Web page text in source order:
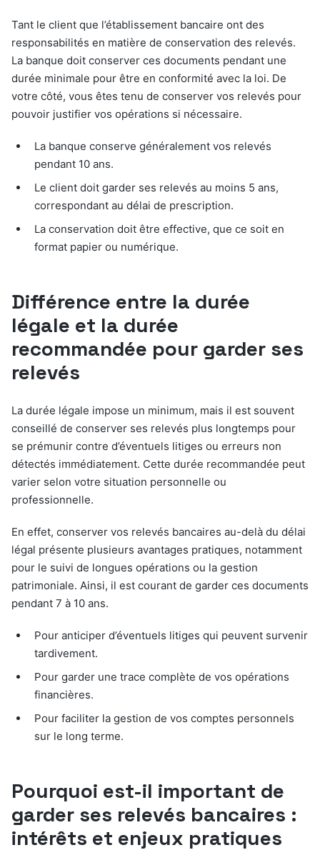
Tant le client que l’établissement bancaire ont des
responsabilités en matière de conservation des relevés.
La banque doit conserver ces documents pendant une
durée minimale pour être en conformité avec la loi. De
votre côté, vous êtes tenu de conserver vos relevés pour
pouvoir justifier vos opérations si nécessaire.
La banque conserve généralement vos relevés
pendant 10 ans.
Le client doit garder ses relevés au moins 5 ans,
correspondant au délai de prescription.
La conservation doit être effective, que ce soit en
format papier ou numérique.
Différence entre la durée
légale et la durée
recommandée pour garder ses
relevés
La durée légale impose un minimum, mais il est souvent
conseillé de conserver ses relevés plus longtemps pour
se prémunir contre d’éventuels litiges ou erreurs non
détectés immédiatement. Cette durée recommandée peut
varier selon votre situation personnelle ou
professionnelle.
En effet, conserver vos relevés bancaires au-delà du délai
légal présente plusieurs avantages pratiques, notamment
pour le suivi de longues opérations ou la gestion
patrimoniale. Ainsi, il est courant de garder ces documents
pendant 7 à 10 ans.
Pour anticiper d’éventuels litiges qui peuvent survenir
tardivement.
Pour garder une trace complète de vos opérations
financières.
Pour faciliter la gestion de vos comptes personnels
sur le long terme.
Pourquoi est-il important de
garder ses relevés bancaires :
intérêts et enjeux pratiques